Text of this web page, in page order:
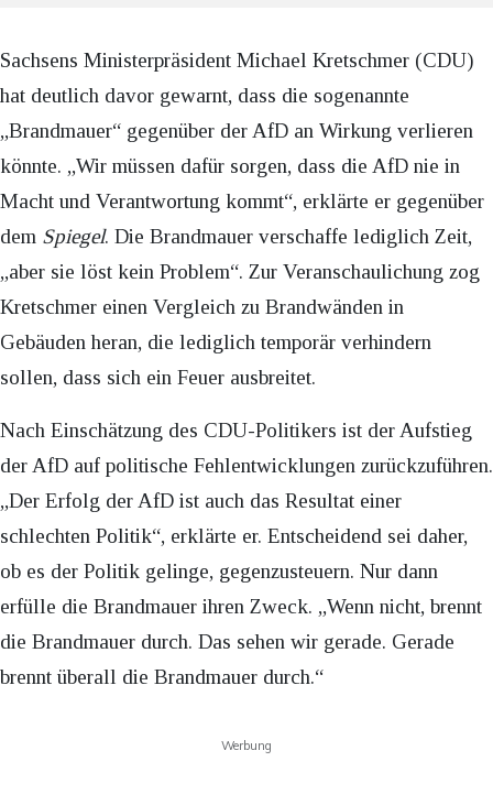
Sachsens Ministerpräsident Michael Kretschmer (CDU)
hat deutlich davor gewarnt, dass die sogenannte
„Brandmauer“ gegenüber der AfD an Wirkung verlieren
könnte. „Wir müssen dafür sorgen, dass die AfD nie in
Macht und Verantwortung kommt“, erklärte er gegenüber
dem Spiegel. Die Brandmauer verschaffe lediglich Zeit,
„aber sie löst kein Problem“. Zur Veranschaulichung zog
Kretschmer einen Vergleich zu Brandwänden in
Gebäuden heran, die lediglich temporär verhindern
sollen, dass sich ein Feuer ausbreitet.
Nach Einschätzung des CDU-Politikers ist der Aufstieg
der AfD auf politische Fehlentwicklungen zurückzuführen.
„Der Erfolg der AfD ist auch das Resultat einer
schlechten Politik“, erklärte er. Entscheidend sei daher,
ob es der Politik gelinge, gegenzusteuern. Nur dann
erfülle die Brandmauer ihren Zweck. „Wenn nicht, brennt
die Brandmauer durch. Das sehen wir gerade. Gerade
brennt überall die Brandmauer durch.“
Werbung